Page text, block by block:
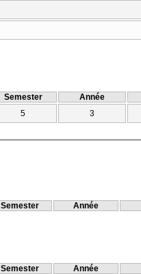
Semester Année
5 3
Semester Année
Semester Année